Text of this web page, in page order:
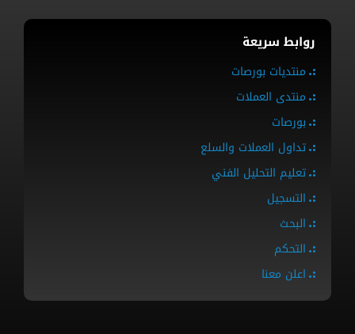
روابط سريعة
منتديات بورصات
منتدى العملات
بورصات
تداول العملات والسلع
تعليم التحليل الفني
التسجيل
البحث
التحكم
اعلن معنا